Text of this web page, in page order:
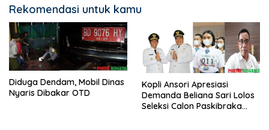
Rekomendasi untuk kamu
Diduga Dendam, Mobil Dinas
Nyaris Dibakar OTD
Kopli Ansori Apresiasi
Demanda Beliana Sari Lolos
Seleksi Calon Paskibraka